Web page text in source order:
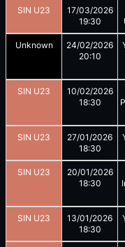
SIN U23
17/03/2026
19:30
Unknown
24/02/2026
20:10
SIN U23
10/02/2026
18:30
SIN U23
27/01/2026
18:30
SIN U23
20/01/2026
18:30
SIN U23
13/01/2026
18:30